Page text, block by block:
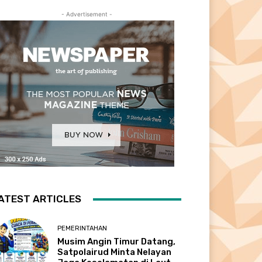
- Advertisement -
ARTICLES
PEMERINTAHAN
Musim Angin Timur Datang,
Satpolairud Minta Nelayan